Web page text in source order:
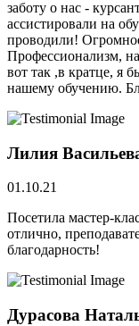
заботу о нас -
ассистировали на
проводили!
Профессионализм,
вот так ,в кратце, я
нашему обучению.
Лилия
01.10.21
Посетила мастер-
отлично,
благодарность!
Дурасова